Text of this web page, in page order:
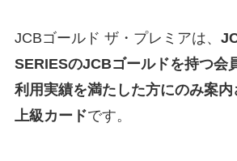
JCBゴールド ザ・プレミアは、
SERIESのJCBゴールドを持つ会
利用実績を満たした方にのみ案
上級カードです。